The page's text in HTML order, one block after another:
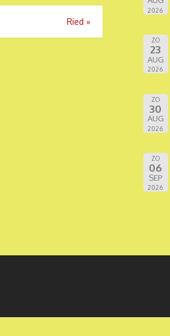
Ried »
2026
ZO
23
AUG
2026
ZO
30
AUG
2026
ZO
06
SEP
2026